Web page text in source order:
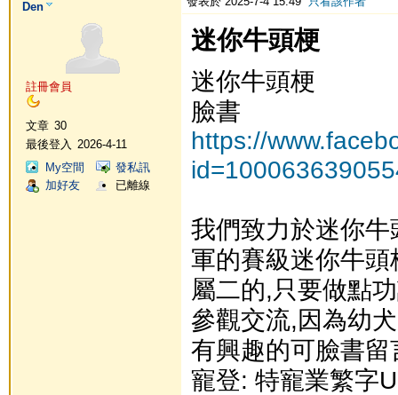
Den
註冊會員
文章 30
最後登入
2026-4-11
My空間
發私訊
加好友
已離線
迷你牛頭梗
迷你牛頭梗
臉書
https://
我們致力於迷你
軍的賽級迷你牛
屬二的,只要做點
參觀交流,因為幼
有興趣的可臉書
寵登: 特寵業繁字